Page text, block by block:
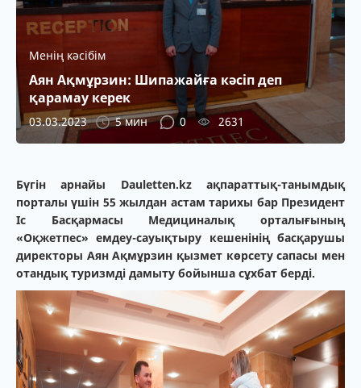
Менің кәсібім
Аян Ақмұрзин: Шипажайға кәсіп деп
қарамау керек
03.03.2023 5 мин 0 2631
Бүгін арнайы Dauletten.kz ақпараттық-танымдық
порталы үшін 55 жылдан астам тарихы бар Президент
Іс Басқармасы Медициналық орталығының
«Оқжетпес» емдеу-сауықтыру кешенінің басқарушы
директоры Аян Ақмұрзин қызмет көрсету сапасы мен
отандық туризмді дамыту бойынша сұхбат берді.